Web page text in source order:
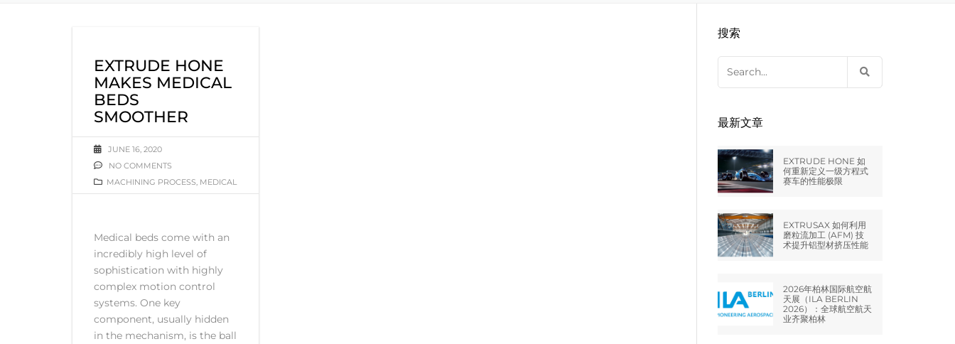
EXTRUDE HONE LLC – HUNTLEY –
USA
EXTRUDE HONE GMBH –
EXTRUDE HONE LTD – MILTON
KEYNES – UK
法国EXTRUDE HONE
EXTRUDE HONE ITALIA SRL
来自于EXTRUDE HONE公司的机床
EXTRUDE HONE
MAKES MEDICAL
BEDS
SMOOTHER
JUNE 16, 2020
NO COMMENTS
MACHINING PROCESS, MEDICAL
Medical beds come with an
incredibly high level of
sophistication with highly
complex motion control
systems. One key
component, usually hidden
in the mechanism, is the ball
搜索
for:
最新文章
EXTRUDE HONE 如
何重新定义一级方程式
赛车的性能极限
EXTRUSAX 如何利用
磨粒流加工 (AFM) 技
术提升铝型材挤压性能
2026年柏林国际航空航
天展（ILA BERLIN
2026）：全球航空航天
业齐聚柏林